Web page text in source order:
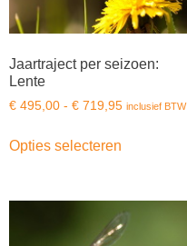
Jaartraject per seizoen:
Lente
€ 495,00 - € 719,95 inclusief BTW
Opties selecteren